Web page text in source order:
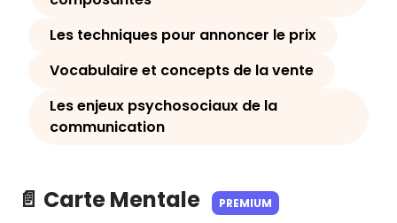
Les techniques pour annoncer le prix
Vocabulaire et concepts de la vente
Les enjeux psychosociaux de la
communication
📄 Carte Mentale PREMIUM